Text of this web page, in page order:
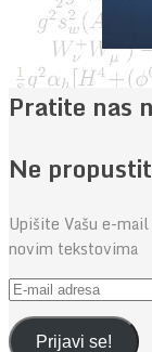
Pratite nas
Ne
Upišite Vašu e-
novim tekstovima
E-
mail
adresaPrijavi se!